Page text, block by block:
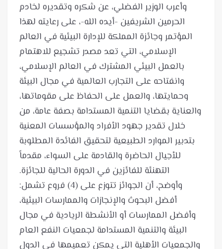
وأعرب الوزير الفضلي، عن شكره وتقديره لخادم
الحرمين الشريفين -أيده الله-، على رعايته لهذا
المؤتمر وجائزة المملكة للإدارة البيئية في العالم
الإسلامي، التي تعد مصدر تشجيع للاهتمام
بالعمل البيئي المشترك في العالم الإسلامي،
وانفتاحه على التجارب العالمية في مجال البيئة
وحمايتها، والعمل على الحفاظ على مقوماتها،
والعناية بقضايا التنمية المستدامة بصفة عامة، من
خلال تقدير جهود الأفراد والمؤسسات المعنية
بتدبير الموارد الطبيعية لتحقيق الفائدة المطلوبة
للأجيال الحاضرة والقادمة على السواء، مقدماً
وأوضح، أن الجوائز تتوزع على (4) فروع تشمل:
أفضل البحوث والإنجازات والممارسات البيئية،
وأفضل الممارسات أو الأنشطة الريادية في مجال
البيئة والتنمية المستدامة لجمعيات النفع العام
والجمعيات الأهلية التي يمكن تعميمها في الدول